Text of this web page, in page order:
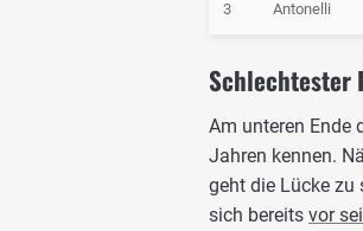
3 Antonelli
Schlechtester
Am unteren Ende
Jahren kennen.
geht die Lücke zu
sich bereits vor